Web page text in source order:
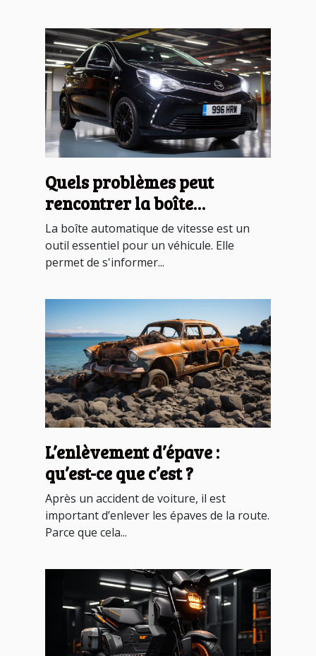
Quels problèmes peut
rencontrer la boîte
automatique de la Toyota
Aygo ?
La boîte automatique de vitesse est un
outil essentiel pour un véhicule. Elle
permet de s'informer...
L’enlèvement d’épave :
qu’est-ce que c’est ?
Après un accident de voiture, il est
important d’enlever les épaves de la route.
Parce que cela...